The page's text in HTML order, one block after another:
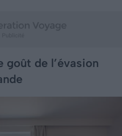
goût de l’évasion